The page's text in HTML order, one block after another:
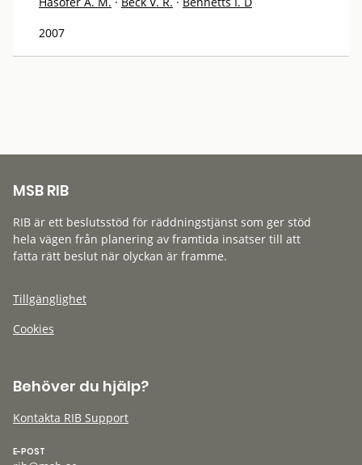
2007
MSB RIB
RIB är ett beslutsstöd för räddningstjänst som ger stöd
hela vägen från planering av framtida insatser till att
fatta rätt beslut när olyckan är framme.
Tillgänglighet
Cookies
Behöver du hjälp?
Kontakta RIB Support
E-POST